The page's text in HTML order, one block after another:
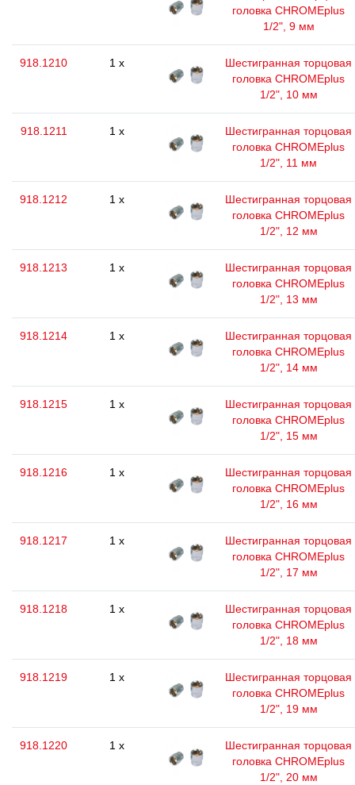
головка CHROMEplus
1/2", 9 мм
918.1210 1 x
Шестигранная торцовая
головка CHROMEplus
1/2", 10 мм
918.1211 1 x
Шестигранная торцовая
головка CHROMEplus
1/2", 11 мм
918.1212 1 x
Шестигранная торцовая
головка CHROMEplus
1/2", 12 мм
918.1213 1 x
Шестигранная торцовая
головка CHROMEplus
1/2", 13 мм
918.1214 1 x
Шестигранная торцовая
головка CHROMEplus
1/2", 14 мм
918.1215 1 x
Шестигранная торцовая
головка CHROMEplus
1/2", 15 мм
918.1216 1 x
Шестигранная торцовая
головка CHROMEplus
1/2", 16 мм
918.1217 1 x
Шестигранная торцовая
головка CHROMEplus
1/2", 17 мм
918.1218 1 x
Шестигранная торцовая
головка CHROMEplus
1/2", 18 мм
918.1219 1 x
Шестигранная торцовая
головка CHROMEplus
1/2", 19 мм
918.1220 1 x
Шестигранная торцовая
головка CHROMEplus
1/2", 20 мм